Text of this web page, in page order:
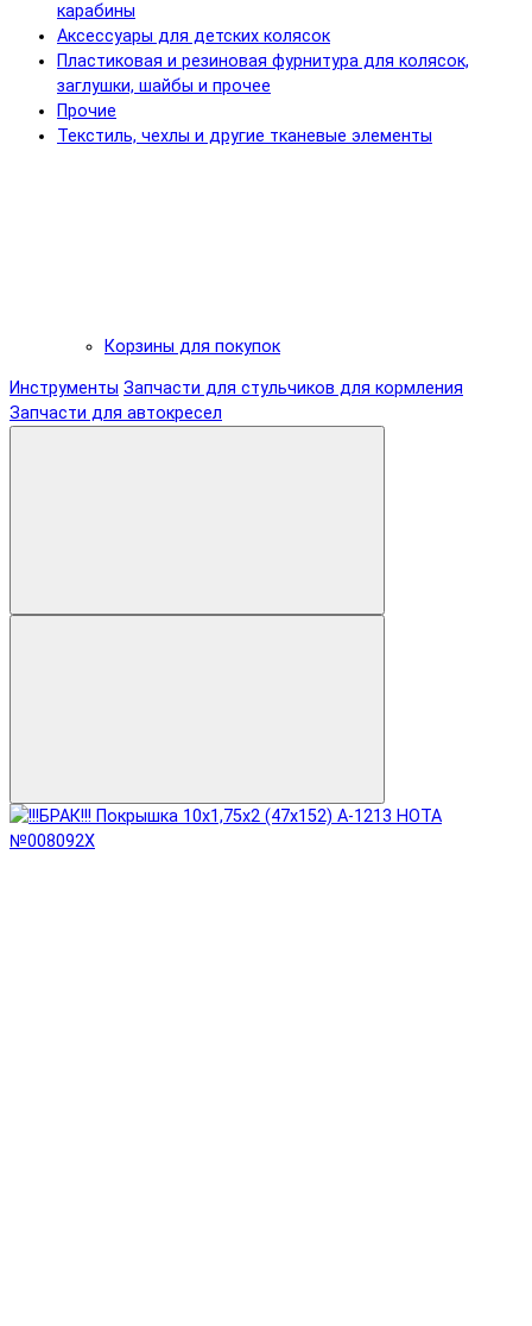
карабины
Аксессуары для детских колясок
Пластиковая и резиновая фурнитура для колясок,
заглушки, шайбы и прочее
Прочие
Текстиль, чехлы и другие тканевые элементы
Корзины для покупок
Инструменты Запчасти для стульчиков для кормления
Запчасти для автокресел